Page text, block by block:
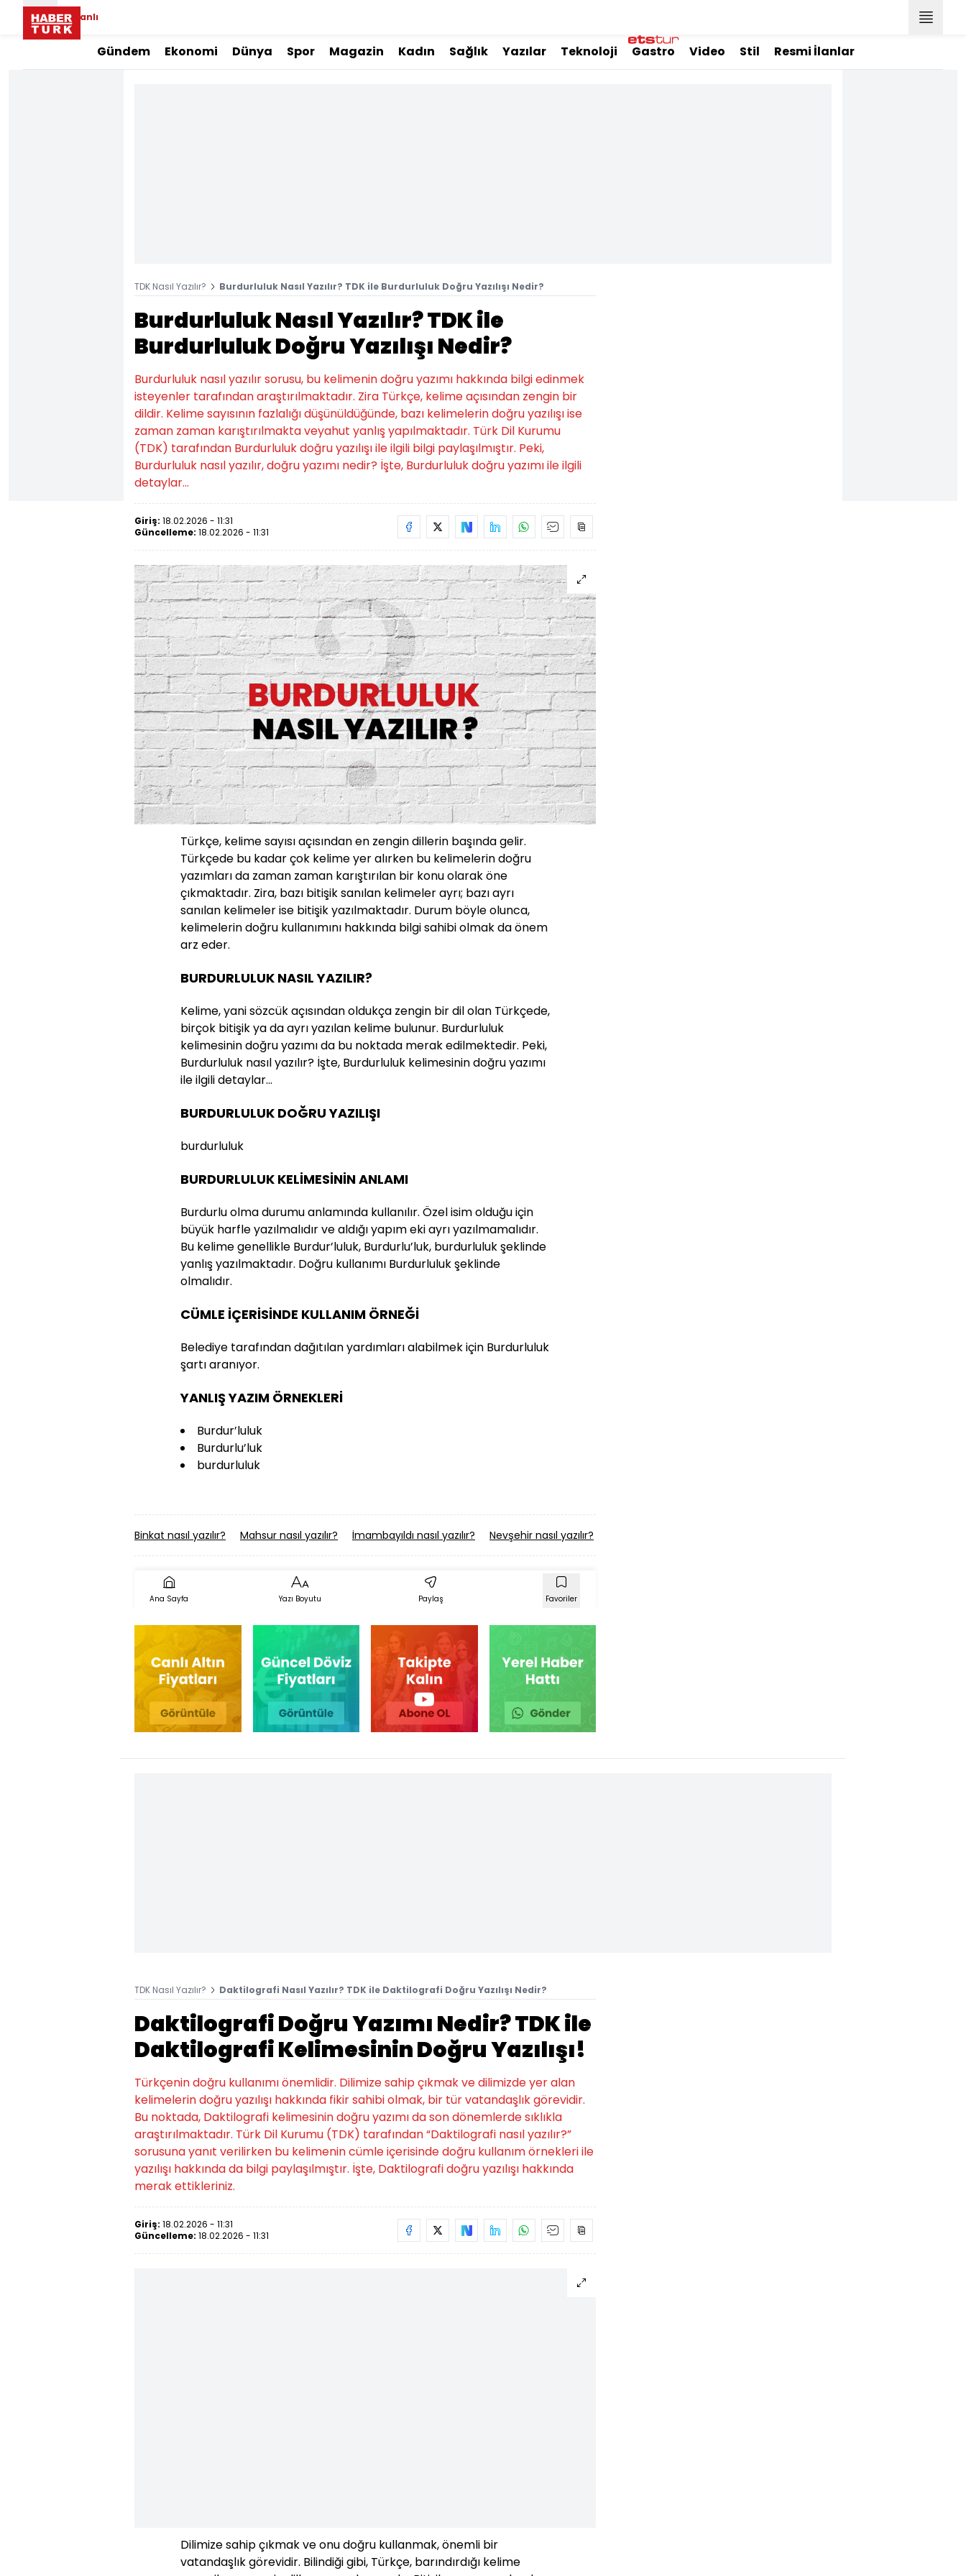
Canlı
Gündem Ekonomi Dünya Spor Magazin Kadın Sağlık Yazılar Teknoloji Gastro Video Stil Resmi İlanlar
TDK Nasıl Yazılır? Burdurluluk Nasıl Yazılır? TDK ile Burdurluluk Doğru Yazılışı Nedir?
Burdurluluk Nasıl Yazılır? TDK ile
Burdurluluk Doğru Yazılışı Nedir?
Burdurluluk nasıl yazılır sorusu, bu kelimenin doğru yazımı hakkında bilgi edinmek
isteyenler tarafından araştırılmaktadır. Zira Türkçe, kelime açısından zengin bir
dildir. Kelime sayısının fazlalığı düşünüldüğünde, bazı kelimelerin doğru yazılışı ise
zaman zaman karıştırılmakta veyahut yanlış yapılmaktadır. Türk Dil Kurumu
(TDK) tarafından Burdurluluk doğru yazılışı ile ilgili bilgi paylaşılmıştır. Peki,
Burdurluluk nasıl yazılır, doğru yazımı nedir? İşte, Burdurluluk doğru yazımı ile ilgili
detaylar...
Giriş: 18.02.2026 - 11:31
Güncelleme: 18.02.2026 - 11:31
Türkçe, kelime sayısı açısından en zengin dillerin başında gelir.
Türkçede bu kadar çok kelime yer alırken bu kelimelerin doğru
yazımları da zaman zaman karıştırılan bir konu olarak öne
çıkmaktadır. Zira, bazı bitişik sanılan kelimeler ayrı; bazı ayrı
sanılan kelimeler ise bitişik yazılmaktadır. Durum böyle olunca,
kelimelerin doğru kullanımını hakkında bilgi sahibi olmak da önem
arz eder.
BURDURLULUK NASIL YAZILIR?
Kelime, yani sözcük açısından oldukça zengin bir dil olan Türkçede,
birçok bitişik ya da ayrı yazılan kelime bulunur. Burdurluluk
kelimesinin doğru yazımı da bu noktada merak edilmektedir. Peki,
Burdurluluk nasıl yazılır? İşte, Burdurluluk kelimesinin doğru yazımı
ile ilgili detaylar…
BURDURLULUK DOĞRU YAZILIŞI
burdurluluk
BURDURLULUK KELİMESİNİN ANLAMI
Burdurlu olma durumu anlamında kullanılır. Özel isim olduğu için
büyük harfle yazılmalıdır ve aldığı yapım eki ayrı yazılmamalıdır.
Bu kelime genellikle Burdur’luluk, Burdurlu’luk, burdurluluk şeklinde
yanlış yazılmaktadır. Doğru kullanımı Burdurluluk şeklinde
olmalıdır.
CÜMLE İÇERİSİNDE KULLANIM ÖRNEĞİ
Belediye tarafından dağıtılan yardımları alabilmek için Burdurluluk
şartı aranıyor.
YANLIŞ YAZIM ÖRNEKLERİ
Burdur’luluk
Burdurlu’luk
burdurluluk
Binkat nasıl yazılır? Mahsur nasıl yazılır? İmambayıldı nasıl yazılır? Nevşehir nasıl yazılır?
Ana Sayfa Yazı Boyutu Paylaş Favoriler
TDK Nasıl Yazılır? Daktilografi Nasıl Yazılır? TDK ile Daktilografi Doğru Yazılışı Nedir?
Daktilografi Doğru Yazımı Nedir? TDK ile
Daktilografi Kelimesinin Doğru Yazılışı!
Türkçenin doğru kullanımı önemlidir. Dilimize sahip çıkmak ve dilimizde yer alan
kelimelerin doğru yazılışı hakkında fikir sahibi olmak, bir tür vatandaşlık görevidir.
Bu noktada, Daktilografi kelimesinin doğru yazımı da son dönemlerde sıklıkla
araştırılmaktadır. Türk Dil Kurumu (TDK) tarafından “Daktilografi nasıl yazılır?”
sorusuna yanıt verilirken bu kelimenin cümle içerisinde doğru kullanım örnekleri ile
yazılışı hakkında da bilgi paylaşılmıştır. İşte, Daktilografi doğru yazılışı hakkında
merak ettikleriniz.
Giriş: 18.02.2026 - 11:31
Güncelleme: 18.02.2026 - 11:31
Dilimize sahip çıkmak ve onu doğru kullanmak, önemli bir
vatandaşlık görevidir. Bilindiği gibi, Türkçe, barındırdığı kelime